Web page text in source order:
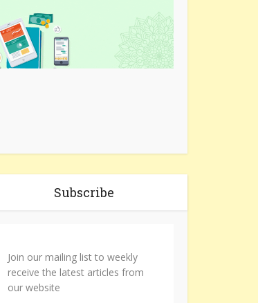
Subscribe
Join our mailing list to weekly
receive the latest articles from
our website